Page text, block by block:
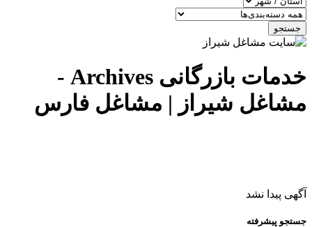
جستجو
خدمات بازرگانی Archives -
مشاغل شیراز | مشاغل فارس
آگهی پیدا نشد
جستجو پیشرفته